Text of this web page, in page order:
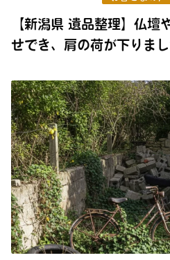
【新潟県 遺品整理】仏壇
せでき、肩の荷が下りま